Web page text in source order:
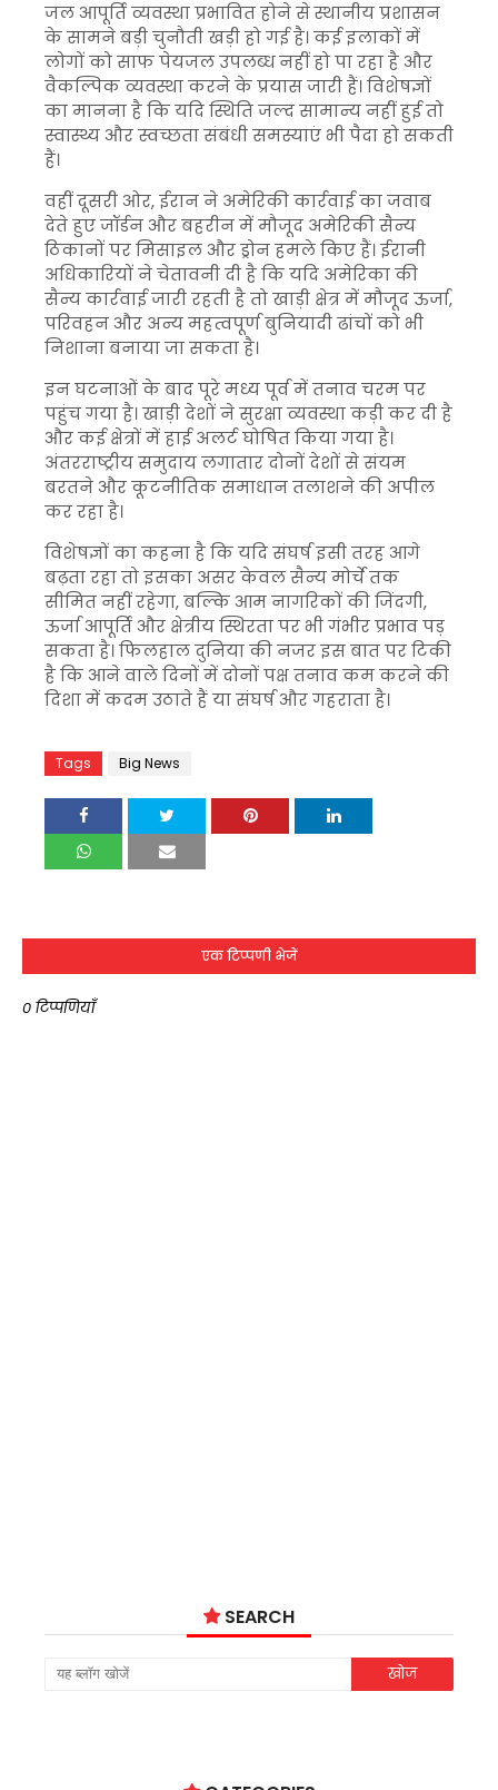
जल आपूर्ति व्यवस्था प्रभावित होने से स्थानीय प्रशासन
के सामने बड़ी चुनौती खड़ी हो गई है। कई इलाकों में
लोगों को साफ पेयजल उपलब्ध नहीं हो पा रहा है और
वैकल्पिक व्यवस्था करने के प्रयास जारी हैं। विशेषज्ञों
का मानना है कि यदि स्थिति जल्द सामान्य नहीं हुई तो
स्वास्थ्य और स्वच्छता संबंधी समस्याएं भी पैदा हो सकती
हैं।
वहीं दूसरी ओर, ईरान ने अमेरिकी कार्रवाई का जवाब
देते हुए जॉर्डन और बहरीन में मौजूद अमेरिकी सैन्य
ठिकानों पर मिसाइल और ड्रोन हमले किए हैं। ईरानी
अधिकारियों ने चेतावनी दी है कि यदि अमेरिका की
सैन्य कार्रवाई जारी रहती है तो खाड़ी क्षेत्र में मौजूद ऊर्जा,
परिवहन और अन्य महत्वपूर्ण बुनियादी ढांचों को भी
निशाना बनाया जा सकता है।
इन घटनाओं के बाद पूरे मध्य पूर्व में तनाव चरम पर
पहुंच गया है। खाड़ी देशों ने सुरक्षा व्यवस्था कड़ी कर दी है
और कई क्षेत्रों में हाई अलर्ट घोषित किया गया है।
अंतरराष्ट्रीय समुदाय लगातार दोनों देशों से संयम
बरतने और कूटनीतिक समाधान तलाशने की अपील
कर रहा है।
विशेषज्ञों का कहना है कि यदि संघर्ष इसी तरह आगे
बढ़ता रहा तो इसका असर केवल सैन्य मोर्चे तक
सीमित नहीं रहेगा, बल्कि आम नागरिकों की जिंदगी,
ऊर्जा आपूर्ति और क्षेत्रीय स्थिरता पर भी गंभीर प्रभाव पड़
सकता है। फिलहाल दुनिया की नजर इस बात पर टिकी
है कि आने वाले दिनों में दोनों पक्ष तनाव कम करने की
दिशा में कदम उठाते हैं या संघर्ष और गहराता है।
Tags Big News
एक टिप्पणी भेजें
0 टिप्पणियाँ
SEARCH